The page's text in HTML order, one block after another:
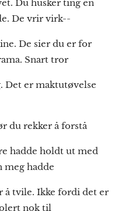
Du husker ting en
De vrir virk--
De sier du er for
Snart tror
Det er maktutøvelse
du rekker å forstå
hadde holdt ut med
meg hadde
å tvile. Ikke fordi det er
nok til